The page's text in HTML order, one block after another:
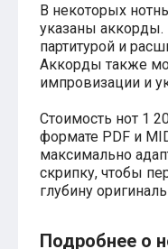
Аладдин (2019)
Король лев (2019)
Брат-2
Властелин колец:
Классическая музыка
Времена года -
Времена года -
Сонаты Бетховена
Ноты для вальса
Из мультфильмов
Холодное сердце
В некоторых
указаны аккорды.
партитурой и
Аккорды также
импровизации и
Стоимость нот 1
формате PDF и
максимально
скрипку, чтобы
глубину
Подробнее о